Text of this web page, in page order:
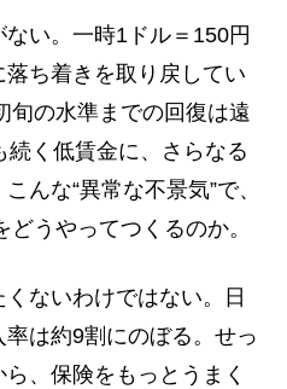
い。一時1ドル＝150円
ち着きを取り戻してい
旬の水準までの回復は遠
く低賃金に、さらなる
んな“異常な不景気”で、
どうやってつくるのか。
ないわけではない。日
は約9割にのぼる。せっ
、保険をもっとうまく